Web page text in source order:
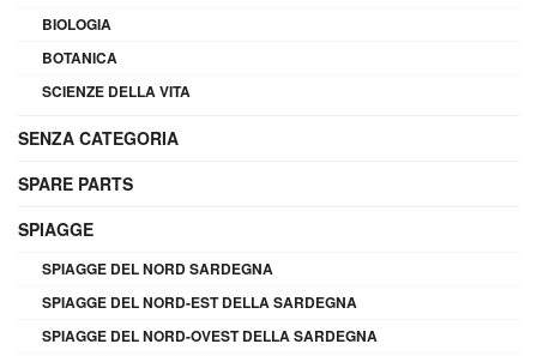
BIOLOGIA
BOTANICA
SCIENZE DELLA VITA
SENZA CATEGORIA
SPARE PARTS
SPIAGGE
SPIAGGE DEL NORD SARDEGNA
SPIAGGE DEL NORD-EST DELLA SARDEGNA
SPIAGGE DEL NORD-OVEST DELLA SARDEGNA